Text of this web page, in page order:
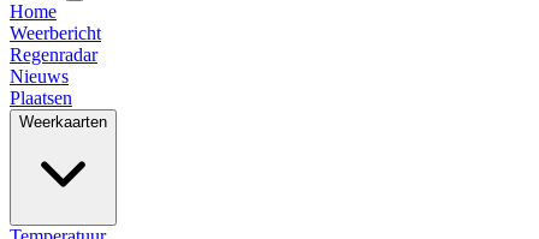
Home
Weerbericht
Regenradar
Nieuws
Plaatsen
Weerkaarten